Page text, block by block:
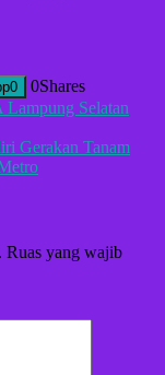
0 0Shares
Lampung Selatan
Gerakan Tanam
Ruas yang wajib